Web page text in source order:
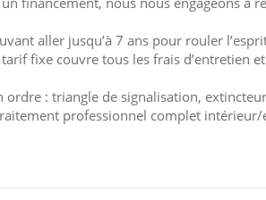
aller jusqu’à 7 ans pour rouler
fixe couvre tous les frais d’entretien
: triangle de signalisation,
professionnel complet